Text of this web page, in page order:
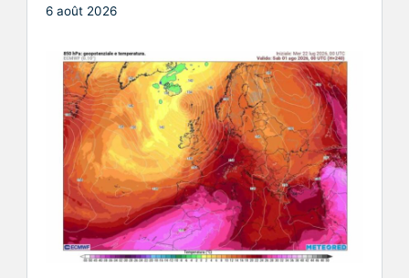
6 août 2026